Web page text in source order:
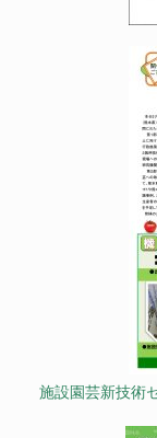
施設園芸新技術